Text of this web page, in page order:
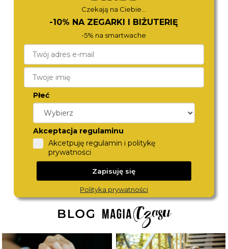
LEE COOPER
LC07941.450
350,-
LEE COOPER
LC07923.430
Czekają na Ciebie...
-10% NA ZEGARKI I BIŻUTERIĘ
-5% na smartwache
Płeć
Akceptacja regulaminu
Akcetpuję regulamin i politykę
prywatności
Zapisuję się
Polityka prywatności